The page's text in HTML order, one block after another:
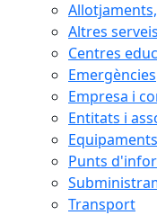
Altres serveis
Centres
Emergències
Empresa i
Entitats i
Punts
Transport